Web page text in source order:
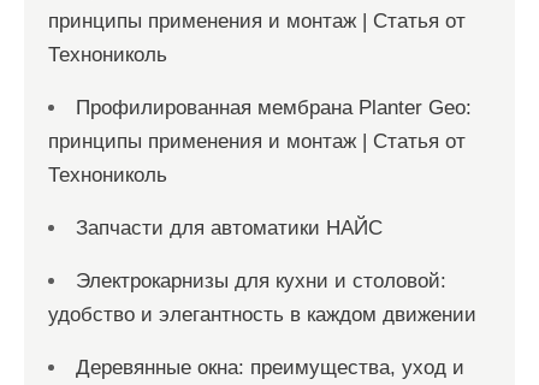
принципы применения и монтаж | Статья от
Технониколь
Профилированная мембрана Planter Geo:
принципы применения и монтаж | Статья от
Технониколь
Запчасти для автоматики НАЙС
Электрокарнизы для кухни и столовой:
удобство и элегантность в каждом движении
Деревянные окна: преимущества, уход и